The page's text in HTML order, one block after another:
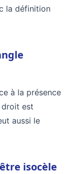
la définition
à la présence
droit est
aussi le
isocèle